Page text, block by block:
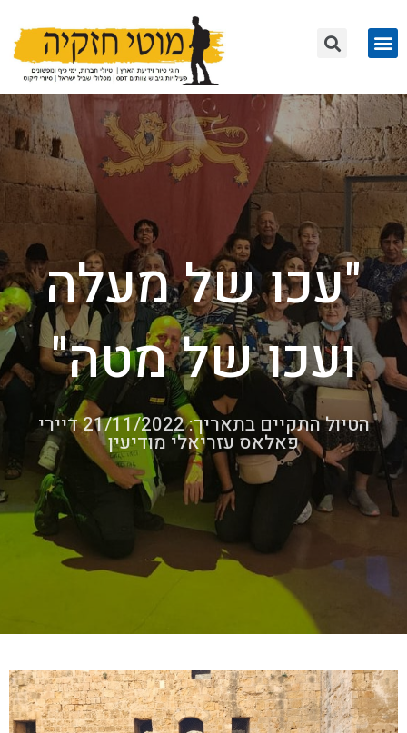
"עכו של מעלה
ועכו של מטה"
הטיול התקיים בתאריך: 21/11/2022 דיירי
פאלאס עזריאלי מודיעין